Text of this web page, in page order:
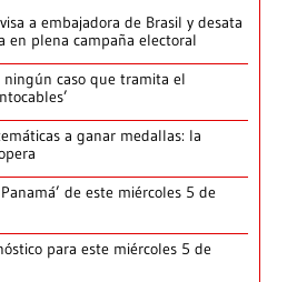
a embajadora de Brasil y desata
en plena campaña electoral
ningún caso que tramita el
a ganar medallas: la
de este miércoles 5 de
para este miércoles 5 de